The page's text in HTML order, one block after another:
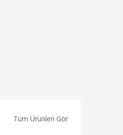
Tüm Ürünleri Gör